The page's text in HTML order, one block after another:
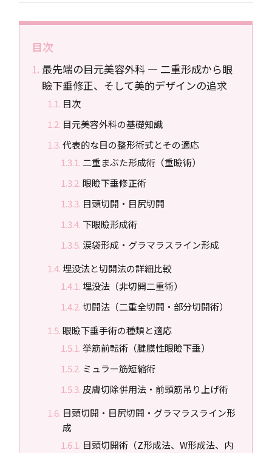
目次
最先端の目元美容外科 ― 二重形成から眼
瞼下垂修正、そして美的デザインの追求
目次
目元美容外科の基礎知識
代表的な目の整形術式とその適応
二重まぶた形成術（重瞼術）
眼瞼下垂修正術
目頭切開・目尻切開
下眼瞼形成術
涙袋形成・グラマラスライン形成
埋没法と切開法の詳細比較
埋没法（非切開二重術）
切開法（二重全切開・部分切開術）
眼瞼下垂手術の種類と適応
挙筋前転術（腱膜性眼瞼下垂）
ミュラー筋短縮術
皮膚切除併用法・前頭筋吊り上げ術
目頭切開・目尻切開・グラマラスライン形
成
目頭切開術（Z形成法、W形成法、内